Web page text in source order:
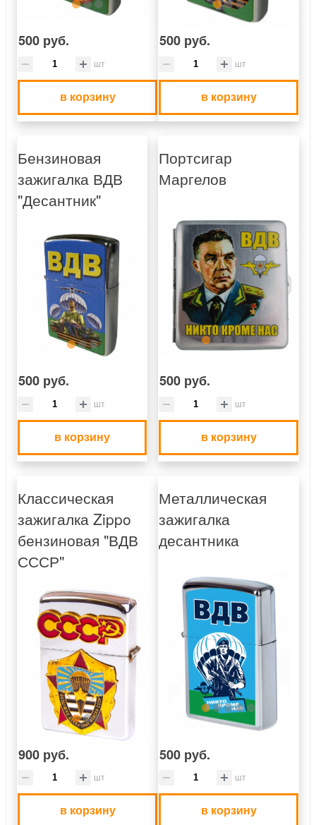
500 руб.
шт
в корзину
500 руб.
шт
в корзину
Бензиновая
зажигалка ВДВ
"Десантник"
500 руб.
шт
в корзину
Портсигар
Маргелов
500 руб.
шт
в корзину
Классическая
зажигалка Zippo
бензиновая "ВДВ
СССР"
900 руб.
шт
в корзину
Металлическая
зажигалка
десантника
500 руб.
шт
в корзину